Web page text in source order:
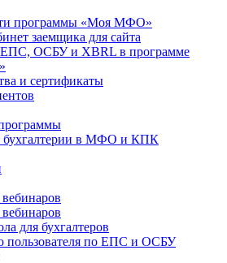
программы «Моя МФО»
заемщика для сайта
ЕПС, ОСБУ и XBRL в программе
и сертификаты
бухгалтерии в МФО и КПК
для бухгалтеров
пользователя по ЕПС и ОСБУ